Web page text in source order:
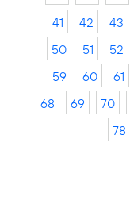
41
42 43
50
51 52
59
60 61
68
69 70
78